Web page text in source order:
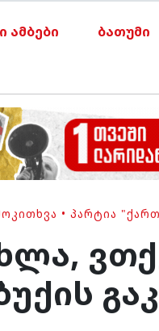
ამბები ბათუმი
• ᲞᲐᲠᲢᲘᲐ